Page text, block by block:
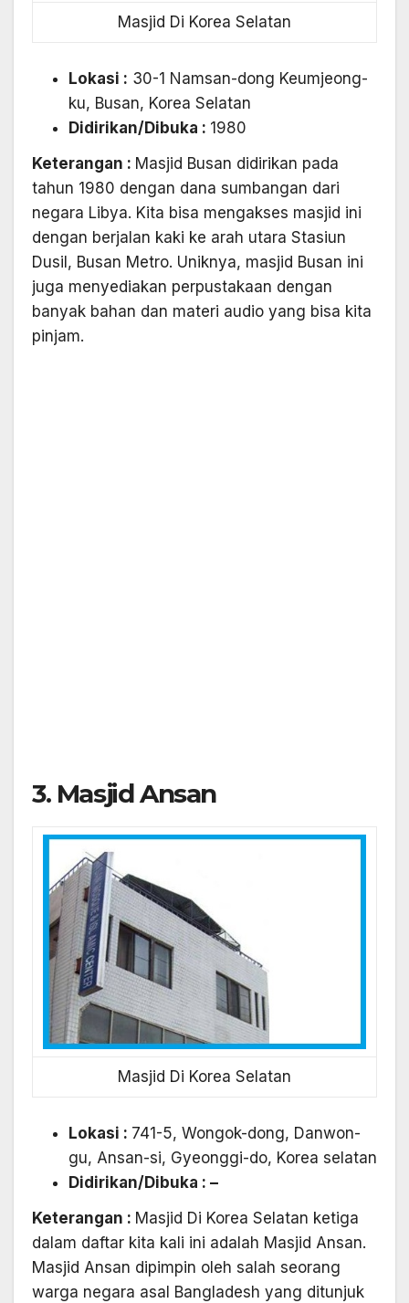
Masjid Di Korea Selatan
Lokasi : 30-1 Namsan-dong Keumjeong-
ku, Busan, Korea Selatan
Didirikan/Dibuka : 1980
Keterangan : Masjid Busan didirikan pada
tahun 1980 dengan dana sumbangan dari
negara Libya. Kita bisa mengakses masjid ini
dengan berjalan kaki ke arah utara Stasiun
Dusil, Busan Metro. Uniknya, masjid Busan ini
juga menyediakan perpustakaan dengan
banyak bahan dan materi audio yang bisa kita
pinjam.
3. Masjid Ansan
Masjid Di Korea Selatan
Lokasi : 741-5, Wongok-dong, Danwon-
gu, Ansan-si, Gyeonggi-do, Korea selatan
Didirikan/Dibuka : –
Keterangan : Masjid Di Korea Selatan ketiga
dalam daftar kita kali ini adalah Masjid Ansan.
Masjid Ansan dipimpin oleh salah seorang
warga negara asal Bangladesh yang ditunjuk